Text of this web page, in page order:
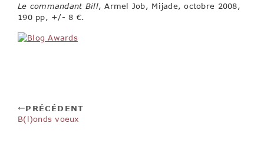
Le commandant Bill, Armel Job, Mijade, octobre 2008,
190 pp, +/- 8 €.
PRÉCÉDENT
B(l)onds voeux